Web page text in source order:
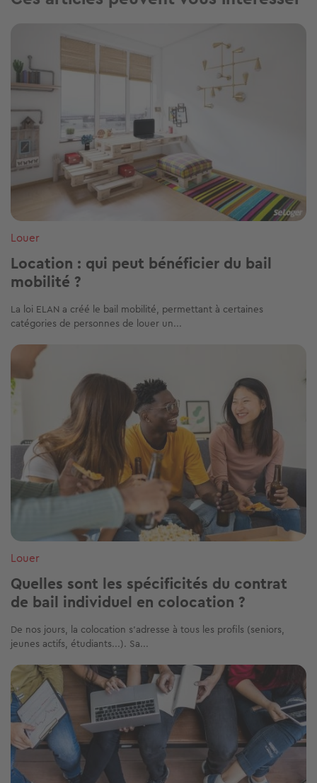
Louer
Location : qui peut bénéficier du bail
mobilité ?
La loi ELAN a créé le bail mobilité, permettant à certaines
catégories de personnes de louer un...
Image
Louer
Quelles sont les spécificités du contrat
de bail individuel en colocation ?
De nos jours, la colocation s'adresse à tous les profils (seniors,
jeunes actifs, étudiants...). Sa...
Image